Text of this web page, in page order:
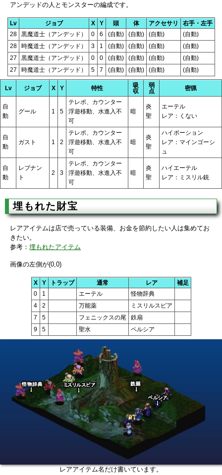
アンデッドの人とモンスターの編成です。
Lv ジョブ X Y 頭 体 アクセサリ
右手・左手
28
黒魔道士（アンデッド） 0 6 (自動) (自動) (自動)
(自動)
28
時魔道士（アンデッド） 3 1 (自動) (自動) (自動)
(自動)
27
黒魔道士（アンデッド） 0 0 (自動) (自動) (自動)
(自動)
27
時魔道士（アンデッド） 5 7 (自動) (自動) (自動) (自動)
Lv ジョブ X Y 特性
吸
収
弱
点
密猟
自
動
グール 1 5
テレポ、カウンター
浮遊移動、水進入不
可
暗
炎
聖
エーテル
レア：くない
自
動
ガスト 1 2
テレポ、カウンター
浮遊移動、水進入不
可
暗
炎
聖
ハイポーション
レア：マインゴーシ
ュ
自
動
レブナン
ト
2 3
テレポ、カウンター
浮遊移動、水進入不
可
暗
炎
聖
ハイエーテル
レア：ミスリル銃
埋もれた財宝
レアアイテムは店で売っている装備、お金を節約したい人は集めてお
きたい。
参考： 埋もれたアイテム
画像の左側が(0,0)
X Y トラップ 通常 レア
補足
0
1 エーテル
怪物辞典
4
2 万能薬
ミスリルスピア
7
5 フェニックスの尾
鉄扇
9
5 聖水 ペルシア
レアアイテム名だけ書いています。